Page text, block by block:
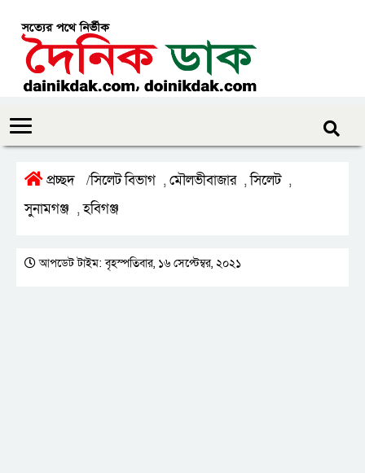
প্রচ্ছদ /সিলেট বিভাগ ,মৌলভীবাজার ,সিলেট ,
সুনামগঞ্জ ,হবিগঞ্জ
আপডেট টাইম: বৃহস্পতিবার, ১৬ সেপ্টেম্বর, ২০২১